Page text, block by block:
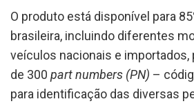
O produto está disponível para
brasileira, incluindo diferentes
veículos nacionais e importados,
de 300 part numbers (PN) –
para identificação das diversas